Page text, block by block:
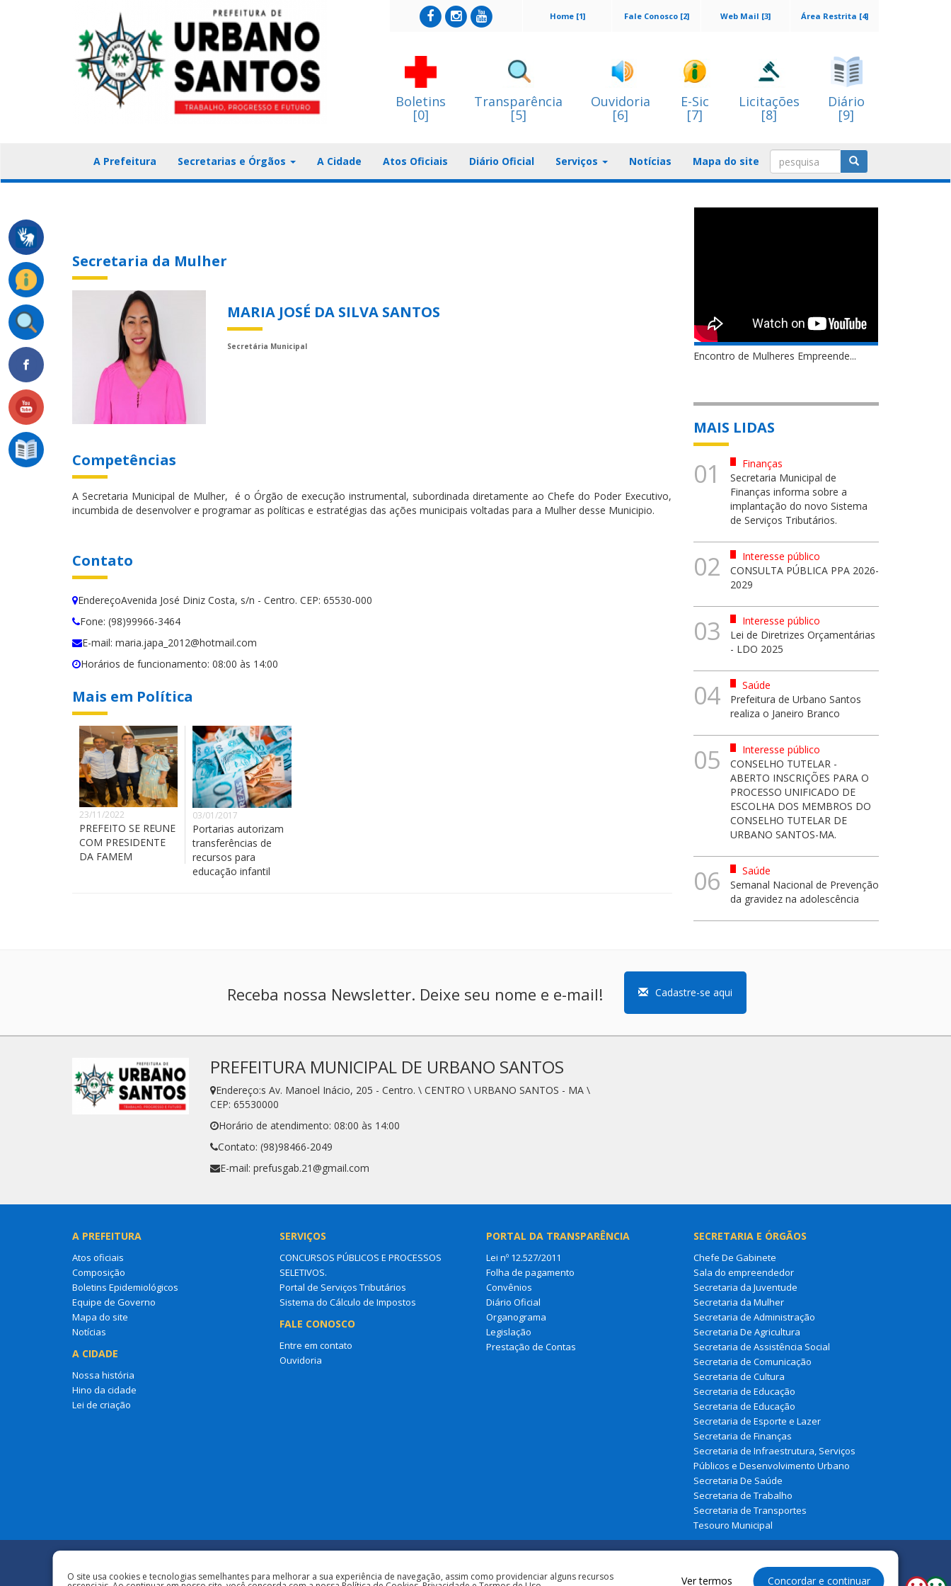
Área Restrita [4]
Web Mail [3]
Fale Conosco [2]
Home [1]
Boletins
[0]
Transparência
[5]
Ouvidoria
[6]
E-Sic
[7]
Licitações
[8]
Diário
[9]
A Prefeitura Secretarias e Órgãos A Cidade Atos Oficiais Diário Oficial Serviços Notícias Mapa do site
Secretaria da Mulher
MARIA JOSÉ DA SILVA SANTOS
Secretária Municipal
Competências
A Secretaria Municipal de Mulher, é o Órgão de execução instrumental, subordinada diretamente ao Chefe do Poder Executivo,
incumbida de desenvolver e programar as políticas e estratégias das ações municipais voltadas para a Mulher desse Municipio.
Contato
EndereçoAvenida José Diniz Costa, s/n - Centro. CEP: 65530-000
Fone: (98)99966-3464
E-mail: maria.japa_2012@hotmail.com
Horários de funcionamento: 08:00 às 14:00
Mais em Política
23/11/2022
PREFEITO SE REUNE
COM PRESIDENTE
DA FAMEM
03/01/2017
Portarias autorizam
transferências de
recursos para
educação infantil
Encontro de Mulheres Empreende...
MAIS LIDAS
01
Finanças
Secretaria Municipal de
Finanças informa sobre a
implantação do novo Sistema
de Serviços Tributários.
02
Interesse público
CONSULTA PÚBLICA PPA 2026-
2029
03
Interesse público
Lei de Diretrizes Orçamentárias
- LDO 2025
04
Saúde
Prefeitura de Urbano Santos
realiza o Janeiro Branco
05
Interesse público
CONSELHO TUTELAR -
ABERTO INSCRIÇÕES PARA O
PROCESSO UNIFICADO DE
ESCOLHA DOS MEMBROS DO
CONSELHO TUTELAR DE
URBANO SANTOS-MA.
06
Saúde
Semanal Nacional de Prevenção
da gravidez na adolescência
Receba nossa Newsletter. Deixe seu nome e e-mail! Cadastre-se aqui
PREFEITURA MUNICIPAL DE URBANO SANTOS
Endereço:s Av. Manoel Inácio, 205 - Centro. \ CENTRO \ URBANO SANTOS - MA \
CEP: 65530000
Horário de atendimento: 08:00 às 14:00
Contato: (98)98466-2049
E-mail: prefusgab.21@gmail.com
A PREFEITURA
Atos oficiais
Composição
Boletins Epidemiológicos
Equipe de Governo
Mapa do site
Notícias
A CIDADE
Nossa história
Hino da cidade
Lei de criação
SERVIÇOS
CONCURSOS PÚBLICOS E PROCESSOS
SELETIVOS.
Portal de Serviços Tributários
Sistema do Cálculo de Impostos
FALE CONOSCO
Entre em contato
Ouvidoria
PORTAL DA TRANSPARÊNCIA
Lei nº 12.527/2011
Folha de pagamento
Convênios
Diário Oficial
Organograma
Legislação
Prestação de Contas
SECRETARIA E ÓRGÃOS
Chefe De Gabinete
Sala do empreendedor
Secretaria da Juventude
Secretaria da Mulher
Secretaria de Administração
Secretaria De Agricultura
Secretaria de Assistência Social
Secretaria de Comunicação
Secretaria de Cultura
Secretaria de Educação
Secretaria de Educação
Secretaria de Esporte e Lazer
Secretaria de Finanças
Secretaria de Infraestrutura, Serviços
Públicos e Desenvolvimento Urbano
Secretaria De Saúde
Secretaria de Trabalho
Secretaria de Transportes
Tesouro Municipal
Redes Sociais
O site usa cookies e tecnologias semelhantes para melhorar a sua experiência de navegação, assim como providenciar alguns recursos Ver termos Concordar e continuar